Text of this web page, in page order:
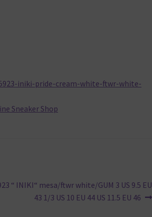
iniki-pride-cream-white-ftwr-white-
Sneaker Shop
“ INIKI“ mesa/ftwr white/GUM 3 US 9.5 EU
43 1/3 US 10 EU 44 US 11.5 EU 46